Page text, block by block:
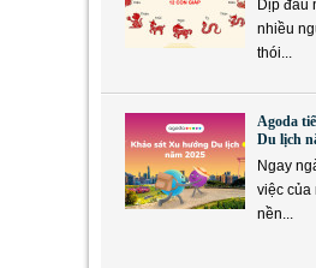
Dịp đầu
nhiều
thói...
Agoda
Du lịch
Ngay
việc của
nền...